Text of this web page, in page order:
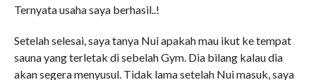
Ternyata usaha saya berhasil..!
Setelah selesai, saya tanya Nui apakah mau ikut ke tempat
sauna yang terletak di sebelah Gym. Dia bilang kalau dia
akan segera menyusul. Tidak lama setelah Nui masuk, saya